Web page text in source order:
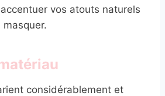
vos atouts naturels
considérablement et